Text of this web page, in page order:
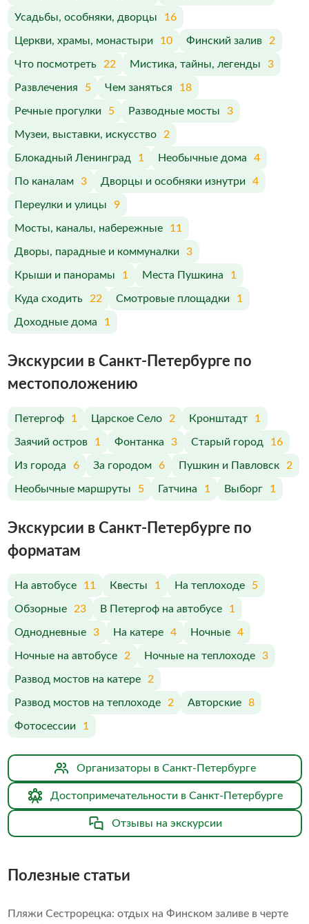
Усадьбы, особняки, дворцы 16
Церкви, храмы, монастыри 10 Финский залив 2
Что посмотреть 22 Мистика, тайны, легенды 3
Развлечения 5 Чем заняться 18
Речные прогулки 5 Разводные мосты 3
Музеи, выставки, искусство 2
Блокадный Ленинград 1 Необычные дома 4
По каналам 3 Дворцы и особняки изнутри 4
Переулки и улицы 9
Мосты, каналы, набережные 11
Дворы, парадные и коммуналки 3
Крыши и панорамы 1 Места Пушкина 1
Куда сходить 22 Смотровые площадки 1
Доходные дома 1
Экскурсии в Санкт-Петербурге по
меcтоположению
Петергоф 1 Царское Село 2 Кронштадт 1
Заячий остров 1 Фонтанка 3 Старый город 16
Из города 6 За городом 6 Пушкин и Павловск 2
Необычные маршруты 5 Гатчина 1 Выборг 1
Экскурсии в Санкт-Петербурге по
форматам
На автобусе 11 Квесты 1 На теплоходе 5
Обзорные 23 В Петергоф на автобусе 1
Однодневные 3 На катере 4 Ночные 4
Ночные на автобусе 2 Ночные на теплоходе 3
Развод мостов на катере 2
Развод мостов на теплоходе 2 Авторские 8
Фотосессии 1
Организаторы в Санкт-Петербурге
Достопримечательности в Санкт-Петербурге
Отзывы на экскурсии
Полезные статьи
Пляжи Сестрорецка: отдых на Финском заливе в черте